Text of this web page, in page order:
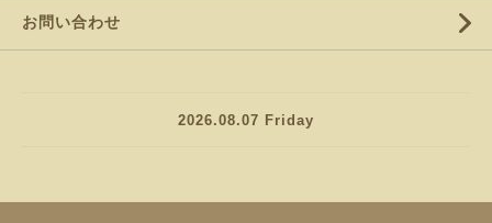
お問い合わせ
2026.08.07 Friday